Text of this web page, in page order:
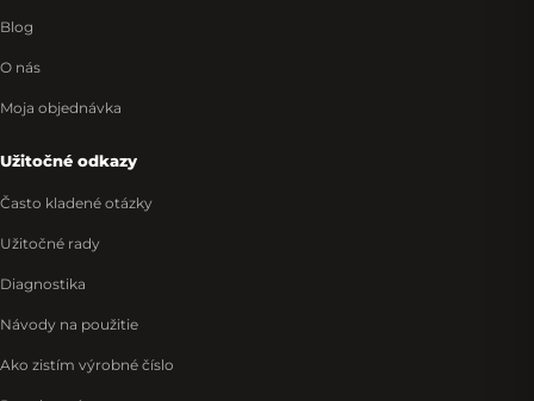
Blog
O nás
Moja objednávka
Užitočné odkazy
Často kladené otázky
Užitočné rady
Diagnostika
Návody na použitie
Ako zistím výrobné číslo